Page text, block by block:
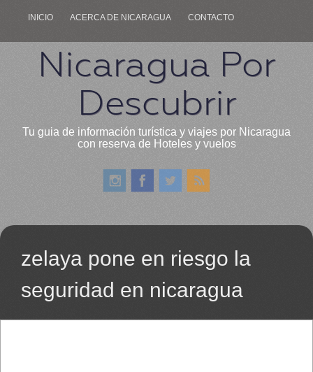
INICIO ACERCA DE NICARAGUA CONTACTO
Nicaragua Por
Descubrir
Tu guia de información turística y viajes por Nicaragua
con reserva de Hoteles y vuelos
zelaya pone en riesgo la
seguridad en nicaragua